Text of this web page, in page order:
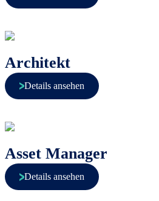
Architekt
Details ansehen
Asset Manager
Details ansehen